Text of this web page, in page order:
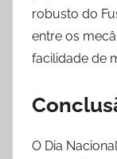
robusto do
entre os
facilidade de
O Dia